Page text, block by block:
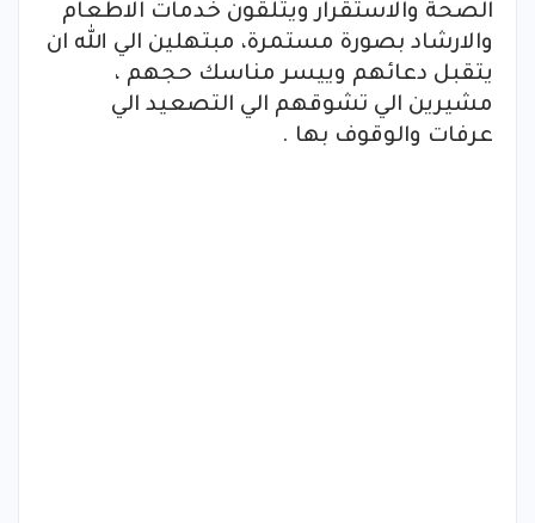
الصحة والاستقرار ويتلقون خدمات الاطعام
والارشاد بصورة مستمرة، مبتهلين الي الله ان
يتقبل دعائهم وييسر مناسك حجهم ،
مشيرين الي تشوقهم الي التصعيد الي
عرفات والوقوف بها .